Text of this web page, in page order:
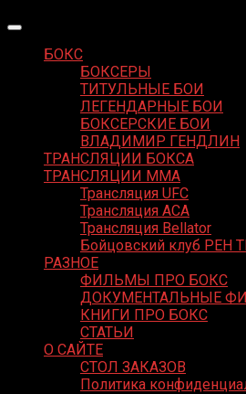
БОКС
БОКСЕРЫ
ТИТУЛЬНЫЕ БОИ
ЛЕГЕНДАРНЫЕ БОИ
БОКСЕРСКИЕ БОИ
ВЛАДИМИР ГЕНДЛИН
ТРАНСЛЯЦИИ БОКСА
ТРАНСЛЯЦИИ MMA
Трансляция UFC
Трансляция ACA
Трансляция Bellator
Бойцовский клуб РЕН
РАЗНОЕ
ФИЛЬМЫ ПРО БОКС
ДОКУМЕНТАЛЬНЫЕ
КНИГИ ПРО БОКС
СТАТЬИ
О САЙТЕ
СТОЛ ЗАКАЗОВ
Политика